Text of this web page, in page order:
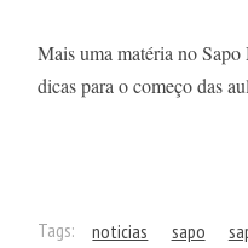
Mais uma matéria no
dicas para o começo das
Tags: noticias sapo